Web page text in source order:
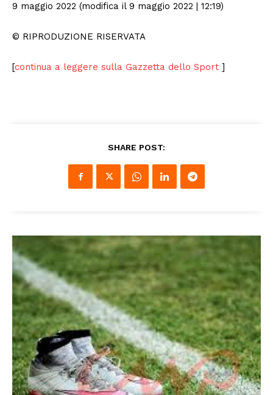
9 maggio 2022 (modifica il 9 maggio 2022 | 12:19)
© RIPRODUZIONE RISERVATA
[continua a leggere sulla Gazzetta dello Sport ]
SHARE POST: